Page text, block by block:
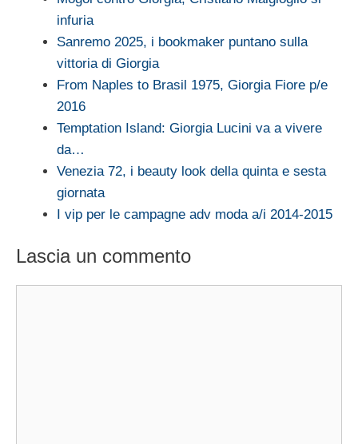
infuria
Sanremo 2025, i bookmaker puntano sulla
vittoria di Giorgia
From Naples to Brasil 1975, Giorgia Fiore p/e
2016
Temptation Island: Giorgia Lucini va a vivere
da…
Venezia 72, i beauty look della quinta e sesta
giornata
I vip per le campagne adv moda a/i 2014-2015
Lascia un commento